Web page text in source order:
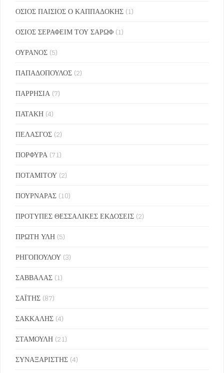
ΟΣΙΟΣ ΠΑΙΣΙΟΣ Ο ΚΑΠΠΑΔΟΚΗΣ (1)
ΟΣΙΟΣ ΣΕΡΑΦΕΙΜ ΤΟΥ ΣΑΡΩΦ (1)
ΟΥΡΑΝΟΣ (5)
ΠΑΠΑΔΟΠΟΥΛΟΣ (2)
ΠΑΡΡΗΣΙΑ (7)
ΠΑΤΑΚΗ (4)
ΠΕΛΑΣΓΟΣ (2)
ΠΟΡΦΥΡΑ (71)
ΠΟΤΑΜΙΤΟΥ (2)
ΠΟΥΡΝΑΡΑΣ (10)
ΠΡΟΤΥΠΕΣ ΘΕΣΣΑΛΙΚΕΣ ΕΚΔΟΣΕΙΣ (2)
ΠΡΩΤΗ ΥΛΗ (5)
ΡΗΓΟΠΟΥΛΟΥ (3)
ΣΑΒΒΑΛΑΣ (1)
ΣΑΪΤΗΣ (87)
ΣΑΚΚΑΛΗΣ (4)
ΣΤΑΜΟΥΛΗ (21)
ΣΥΝΑΞΑΡΙΣΤΗΣ (4)